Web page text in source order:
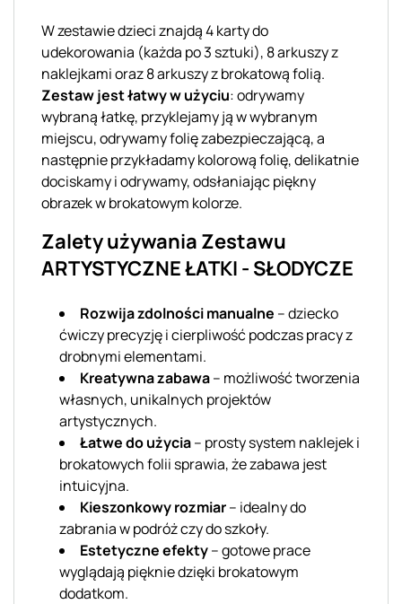
W zestawie dzieci znajdą 4 karty do
udekorowania (każda po 3 sztuki), 8 arkuszy z
naklejkami oraz 8 arkuszy z brokatową folią.
Zestaw jest łatwy w użyciu: odrywamy
wybraną łatkę, przyklejamy ją w wybranym
miejscu, odrywamy folię zabezpieczającą, a
następnie przykładamy kolorową folię, delikatnie
dociskamy i odrywamy, odsłaniając piękny
obrazek w brokatowym kolorze.
Zalety używania Zestawu
ARTYSTYCZNE ŁATKI - SŁODYCZE
Rozwija zdolności manualne – dziecko
ćwiczy precyzję i cierpliwość podczas pracy z
drobnymi elementami.
Kreatywna zabawa– możliwość tworzenia
własnych, unikalnych projektów
artystycznych.
Łatwe do użycia– prosty system naklejek i
brokatowych folii sprawia, że zabawa jest
intuicyjna.
Kieszonkowy rozmiar– idealny do
zabrania w podróż czy do szkoły.
Estetyczne efekty– gotowe prace
wyglądają pięknie dzięki brokatowym
dodatkom.